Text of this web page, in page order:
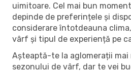
uimitoare. Cel mai bun
depinde de preferințele și
considerare întotdeauna
vârf și tipul de experiență pe
Așteaptă-te la aglomerații mai
sezonului de vârf, dar te vei